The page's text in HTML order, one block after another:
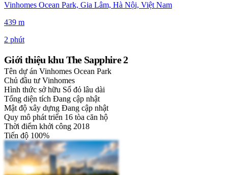
Vinhomes Ocean Park, Gia Lâm, Hà Nội, Việt Nam
439 m
2 phút
Giới thiệu khu The Sapphire 2
Tên dự án Vinhomes Ocean Park
Chủ đầu tư Vinhomes
Hình thức sở hữu Sổ đỏ lâu dài
Tổng diện tích Đang cập nhật
Mật độ xây dựng Đang cập nhật
Quy mô phát triển 16 tòa căn hộ
Thời điểm khởi công 2018
Tiến độ 100%